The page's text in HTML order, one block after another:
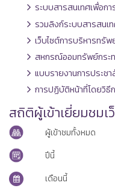
ระบบสารสนเทศเพื่อก
รวมลิงก์ระบบสารสนเ
เว็บไซต์การบริหารทรั
สหกรณ์ออมทรัพย์กระ
แบบรายงานการประช
การปฏิบัติหน้าที่โดยวิธี
สถิติผู้เข้าเยี่ยมชมเ
ผู้เข้าชมทั้งหมด
ปีนี้
เดือนนี้